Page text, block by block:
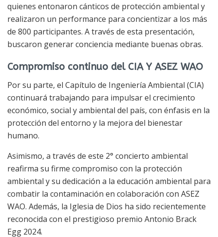
quienes entonaron cánticos de protección ambiental y
realizaron un performance para concientizar a los más
de 800 participantes. A través de esta presentación,
buscaron generar conciencia mediante buenas obras.
Compromiso continuo del CIA Y ASEZ WAO
Por su parte, el Capítulo de Ingeniería Ambiental (CIA)
continuará trabajando para impulsar el crecimiento
económico, social y ambiental del país, con énfasis en la
protección del entorno y la mejora del bienestar
humano.
Asimismo, a través de este 2° concierto ambiental
reafirma su firme compromiso con la protección
ambiental y su dedicación a la educación ambiental para
combatir la contaminación en colaboración con ASEZ
WAO. Además, la Iglesia de Dios ha sido recientemente
reconocida con el prestigioso premio Antonio Brack
Egg 2024.